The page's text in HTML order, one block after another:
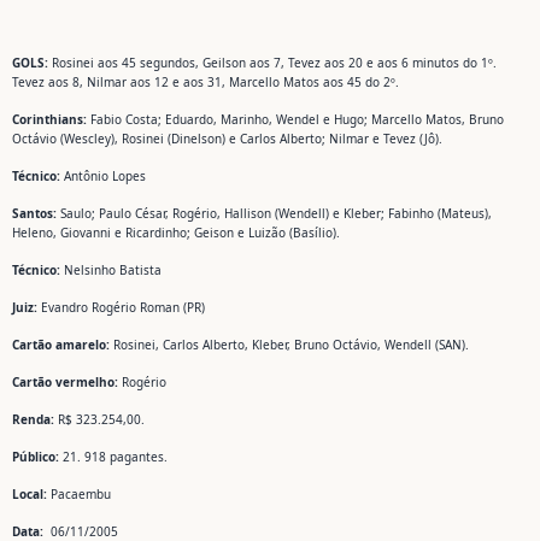
GOLS: Rosinei aos 45 segundos, Geilson aos 7, Tevez aos 20 e aos 6 minutos do 1º.
Tevez aos 8, Nilmar aos 12 e aos 31, Marcello Matos aos 45 do 2º.
Corinthians: Fabio Costa; Eduardo, Marinho, Wendel e Hugo; Marcello Matos, Bruno
Octávio (Wescley), Rosinei (Dinelson) e Carlos Alberto; Nilmar e Tevez (Jô).
Técnico: Antônio Lopes
Santos: Saulo; Paulo César, Rogério, Hallison (Wendell) e Kleber; Fabinho (Mateus),
Heleno, Giovanni e Ricardinho; Geison e Luizão (Basílio).
Técnico: Nelsinho Batista
Juiz: Evandro Rogério Roman (PR)
Cartão amarelo: Rosinei, Carlos Alberto, Kleber, Bruno Octávio, Wendell (SAN).
Cartão vermelho: Rogério
Renda: R$ 323.254,00.
Público: 21. 918 pagantes.
Local: Pacaembu
Data: 06/11/2005